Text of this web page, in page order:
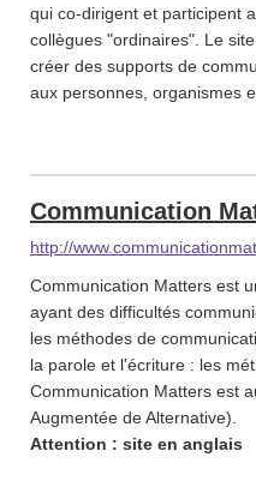
qui co-dirigent et participent
collègues "ordinaires". Le
créer des supports de
aux personnes, organismes
Communication
http://
Communication Matters est
ayant des difficultés
les méthodes de
la parole et l'écriture : les
Communication Matters est
Augmentée de Alternative).
Attention : site en anglais